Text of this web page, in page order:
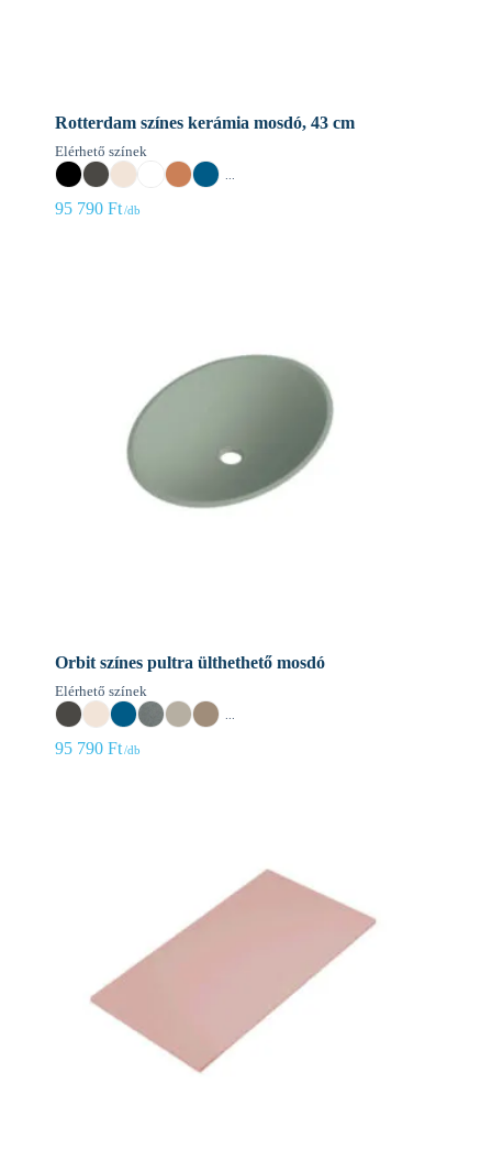
Rotterdam színes kerámia mosdó, 43 cm
Elérhető színek
95 790 Ft
Orbit színes pultra ülthethető mosdó
Elérhető színek
95 790 Ft